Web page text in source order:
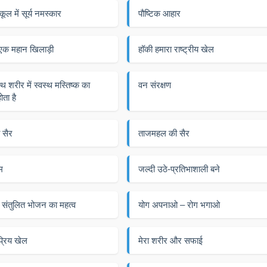
में सूर्य नमस्कार पौष्टिक आहार
महान खिलाड़ी हॉकी हमारा राष्ट्रीय खेल
शरीर में स्वस्थ मस्तिष्क का
है
वन संरक्षण
सैर ताजमहल की सैर
जल्दी उठे-प्रतिभाशाली बने
भोजन का महत्व योग अपनाओ – रोग भगाओ
खेल मेरा शरीर और सफाई